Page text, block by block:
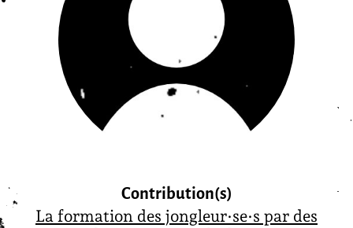
Contribution(s)
La formation des jongleur·se·s par des